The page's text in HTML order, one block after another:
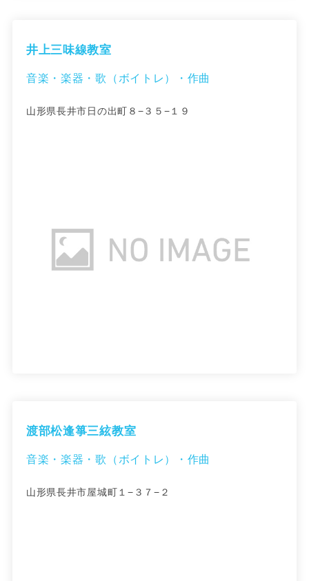
井上三味線教室
音楽・楽器・歌（ボイトレ）・作曲
山形県長井市日の出町８−３５−１９
渡部松逢箏三絃教室
音楽・楽器・歌（ボイトレ）・作曲
山形県長井市屋城町１−３７−２